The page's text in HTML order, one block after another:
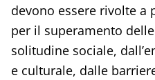
devono essere rivolte a
per il superamento
solitudine sociale,
e culturale, dalle